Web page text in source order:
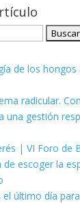
de los
radicular.
una gestión
| VI Foro de
escoger la
el último día